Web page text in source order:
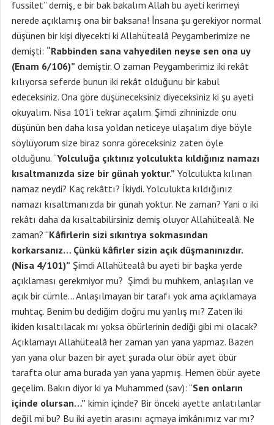
fussilet” demiş, e bir bak bakalım Allah bu ayeti kerimeyi
nerede açıklamış ona bir baksana! İnsana şu gerekiyor normal
düşünen bir kişi diyecekti ki Allahütealâ Peygamberimize ne
demişti: “Rabbinden sana vahyedilen neyse sen ona uy
(Enam 6/106)” demiştir. O zaman Peygamberimiz iki rekât
kılıyorsa seferde bunun iki rekât olduğunu bir kabul
edeceksiniz. Ona göre düşüneceksiniz diyeceksiniz ki şu ayeti
okuyalım. Nisa 101’i tekrar açalım. Şimdi zihninizde onu
düşünün ben daha kısa yoldan neticeye ulaşalım diye böyle
söylüyorum size biraz sonra göreceksiniz zaten öyle
olduğunu. “Yolculuğa çıktınız yolculukta kıldığınız namazı
kısaltmanızda size bir günah yoktur.” Yolculukta kılınan
namaz neydi? Kaç rekâttı? İkiydi. Yolculukta kıldığınız
namazı kısaltmanızda bir günah yoktur. Ne zaman? Yani o iki
rekâtı daha da kısaltabilirsiniz demiş oluyor Allahütealâ. Ne
zaman? “Kâfirlerin sizi sıkıntıya sokmasından
korkarsanız… Çünkü kâfirler sizin açık düşmanınızdır.
(Nisa 4/101)” Şimdi Allahütealâ bu ayeti bir başka yerde
açıklaması gerekmiyor mu? Şimdi bu muhkem, anlaşılan ve
açık bir cümle… Anlaşılmayan bir tarafı yok ama açıklamaya
muhtaç. Benim bu dediğim doğru mu yanlış mı? Zaten iki
ikiden kısaltılacak mı yoksa öbürlerinin dediği gibi mi olacak?
Açıklamayı Allahütealâ her zaman yan yana yapmaz. Bazen
yan yana olur bazen bir ayet şurada olur öbür ayet öbür
tarafta olur ama burada yan yana yapmış. Hemen öbür ayete
geçelim. Bakın diyor ki ya Muhammed (sav): “Sen onların
içinde olursan…” kimin içinde? Bir önceki ayette anlatılanlar
değil mi bu? Bu iki ayetin arasını açmaya imkânımız var mı?